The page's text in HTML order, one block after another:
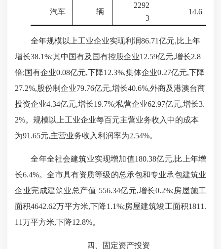
汽车 辆
2292
3
14.6
全年规模以上工业企业实现利润86.71亿元,比上年
增长38.1%;其中国有及国有控股企业12.59亿元,增长2.8
倍;国有企业0.08亿元,下降12.3%,集体企业0.27亿元,下降
27.2%,股份制企业79.76亿元,增长40.6%,外商及港澳台商
投资企业4.34亿元,增长19.7%;私营企业62.97亿元,增长3.
2%。规模以上工业企业每百元主营业务收入中的成本
为91.65元,主营业务收入利润率为2.54%。
全年全社会建筑业实现增加值180.38亿元,比上年增
长6.4%。全市具有资质等级的总承包和专业承包建筑业
企业完成建筑业总产值 556.34亿元,增长0.2%;房屋施工
面积4642.62万平方米,下降1.1%;房屋建筑竣工面积1811.
11万平方米,下降12.8%。
四、固定资产投资